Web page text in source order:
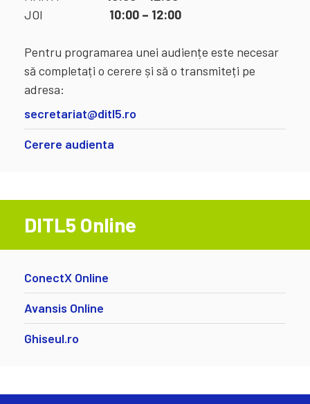
JOI 10:00 – 12:00
Pentru programarea unei audiențe este necesar
să completați o cerere și să o transmiteți pe
adresa:
secretariat@ditl5.ro
Cerere audienta
DITL5 Online
ConectX Online
Avansis Online
Ghiseul.ro